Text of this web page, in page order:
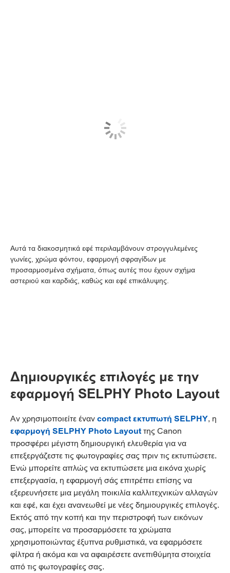
Αυτά τα διακοσμητικά εφέ περιλαμβάνουν στρογγυλεμένες
γωνίες, χρώμα φόντου, εφαρμογή σφραγίδων με
προσαρμοσμένα σχήματα, όπως αυτές που έχουν σχήμα
αστεριού και καρδιάς, καθώς και εφέ επικάλυψης.
Δημιουργικές επιλογές με την
εφαρμογή SELPHY Photo Layout
Αν χρησιμοποιείτε ένανcompact εκτυπωτή SELPHY, η
εφαρμογή SELPHY Photo Layoutτης Canon
προσφέρει μέγιστη δημιουργική ελευθερία για να
επεξεργάζεστε τις φωτογραφίες σας πριν τις εκτυπώσετε.
Ενώ μπορείτε απλώς να εκτυπώσετε μια εικόνα χωρίς
επεξεργασία, η εφαρμογή σάς επιτρέπει επίσης να
εξερευνήσετε μια μεγάλη ποικιλία καλλιτεχνικών αλλαγών
και εφέ, και έχει ανανεωθεί με νέες δημιουργικές επιλογές.
Εκτός από την κοπή και την περιστροφή των εικόνων
σας, μπορείτε να προσαρμόσετε τα χρώματα
χρησιμοποιώντας έξυπνα ρυθμιστικά, να εφαρμόσετε
φίλτρα ή ακόμα και να αφαιρέσετε ανεπιθύμητα στοιχεία
από τις φωτογραφίες σας.